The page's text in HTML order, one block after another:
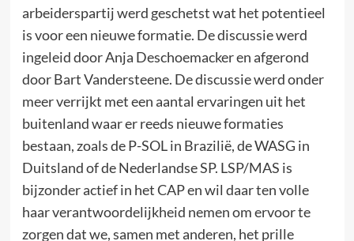
arbeiderspartij werd geschetst wat het potentieel
is voor een nieuwe formatie. De discussie werd
ingeleid door Anja Deschoemacker en afgerond
door Bart Vandersteene. De discussie werd onder
meer verrijkt met een aantal ervaringen uit het
buitenland waar er reeds nieuwe formaties
bestaan, zoals de P-SOL in Brazilië, de WASG in
Duitsland of de Nederlandse SP. LSP/MAS is
bijzonder actief in het CAP en wil daar ten volle
haar verantwoordelijkheid nemen om ervoor te
zorgen dat we, samen met anderen, het prille